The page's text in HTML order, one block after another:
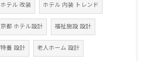
ホテル 改装 ホテル 内装 トレンド
京都 ホテル設計 福祉施設 設計
特養 設計 老人ホーム 設計